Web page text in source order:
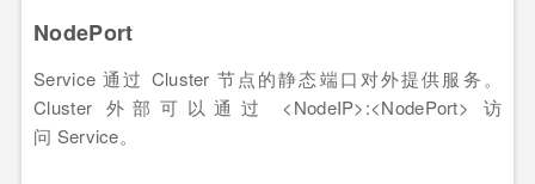
NodePort
Service 通过 Cluster 节点的静态端口对外提供服务。
Cluster 外部可以通过 <NodeIP>:<NodePort> 访
问 Service。